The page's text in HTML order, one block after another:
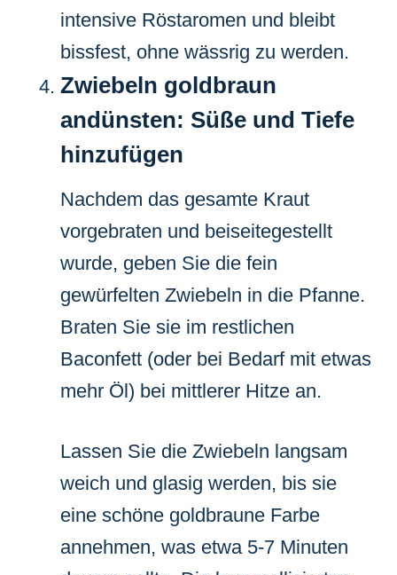
intensive Röstaromen und bleibt
bissfest, ohne wässrig zu werden.
Zwiebeln goldbraun
andünsten: Süße und Tiefe
hinzufügen
Nachdem das gesamte Kraut
vorgebraten und beiseitegestellt
wurde, geben Sie die fein
gewürfelten Zwiebeln in die Pfanne.
Braten Sie sie im restlichen
Baconfett (oder bei Bedarf mit etwas
mehr Öl) bei mittlerer Hitze an.
Lassen Sie die Zwiebeln langsam
weich und glasig werden, bis sie
eine schöne goldbraune Farbe
annehmen, was etwa 5-7 Minuten